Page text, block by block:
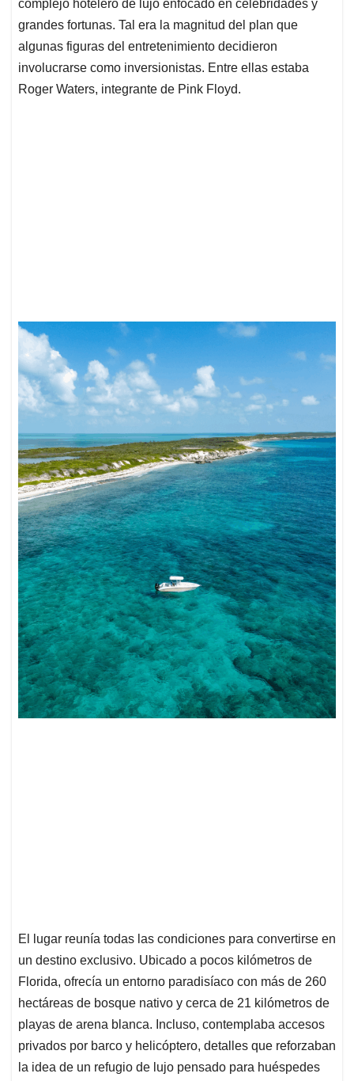
complejo hotelero de lujo enfocado en celebridades y
grandes fortunas. Tal era la magnitud del plan que
algunas figuras del entretenimiento decidieron
involucrarse como inversionistas. Entre ellas estaba
Roger Waters, integrante de Pink Floyd.
El lugar reunía todas las condiciones para convertirse en
un destino exclusivo. Ubicado a pocos kilómetros de
Florida, ofrecía un entorno paradisíaco con más de 260
hectáreas de bosque nativo y cerca de 21 kilómetros de
playas de arena blanca. Incluso, contemplaba accesos
privados por barco y helicóptero, detalles que reforzaban
la idea de un refugio de lujo pensado para huéspedes